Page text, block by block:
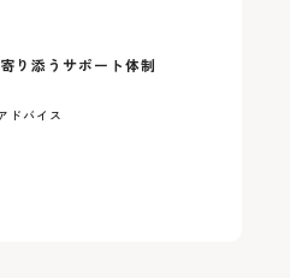
り添うサポート体制
ドバイス